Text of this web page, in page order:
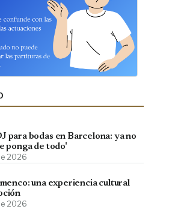
para bodas en Barcelona: ya no
ponga de todo'
2026
una experiencia cultural
2026